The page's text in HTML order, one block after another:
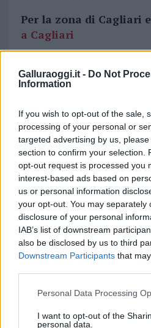
Galluraoggi.it - Do Not
Information
If you wish to opt-out of the sale,
processing of your personal or
targeted advertising by us,
section to confirm your selection.
opt-out request is processed you
interest-based ads based on
us or personal information
your opt-out. You may separately
disclosure of your personal
IAB’s list of downstream
also be disclosed by us to third
Downstream Participants that
Please note that this website/app
not limited to your visit or usage
Personal Data Processing
I want to opt-out of the
personal data.
Per la zona di Cagliari
a Cagliari